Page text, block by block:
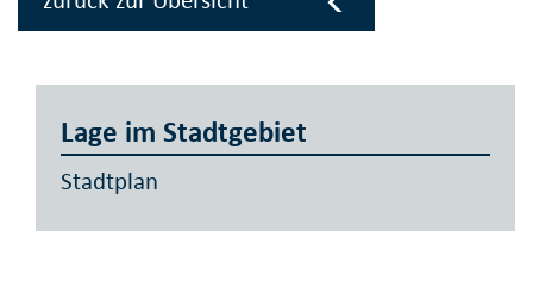
Lage im Stadtgebiet
Stadtplan